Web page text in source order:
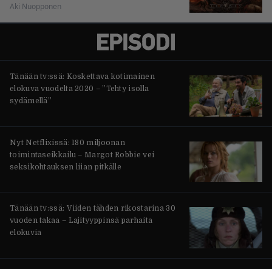
Aki Nuopponen
Tänään tv:ssä: Koskettava kotimainen
elokuva vuodelta 2020 – ”Tehty isolla
sydämellä”
Nyt Netflixissä: 180 miljoonan
toimintaseikkailu – Margot Robbie vei
seksikohtauksen liian pitkälle
Tänään tv:ssä: Viiden tähden rikostarina 30
vuoden takaa – Lajityyppinsä parhaita
elokuvia